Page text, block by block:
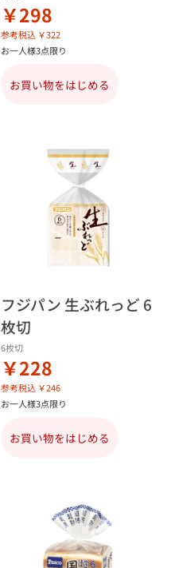
￥298
参考税込 ￥322
お一人様3点限り
お買い物をはじめる
フジパン 生ぶれっど 6
枚切
6枚切
￥228
参考税込 ￥246
お一人様3点限り
お買い物をはじめる